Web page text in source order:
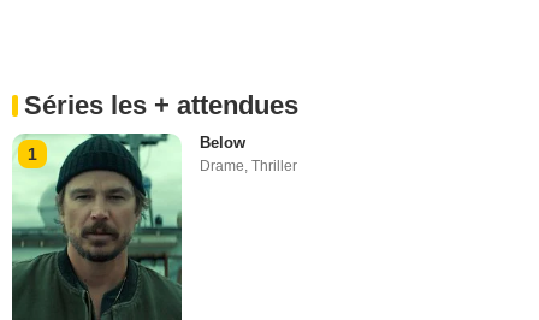
Séries les + attendues
1
Below
Drame ,Thriller